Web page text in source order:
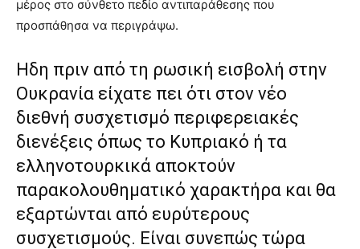
μέρος στο σύνθετο πεδίο αντιπαράθεσης που
προσπάθησα να περιγράψω.
Ηδη πριν από τη ρωσική εισβολή στην
Ουκρανία είχατε πει ότι στον νέο
διεθνή συσχετισμό περιφερειακές
διενέξεις όπως το Κυπριακό ή τα
ελληνοτουρκικά αποκτούν
παρακολουθηματικό χαρακτήρα και θα
εξαρτώνται από ευρύτερους
συσχετισμούς. Είναι συνεπώς τώρα